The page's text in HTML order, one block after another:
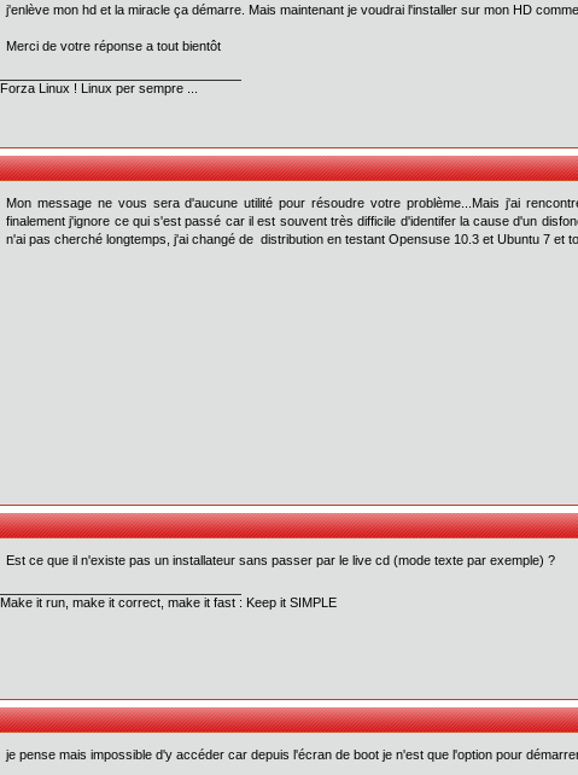
j'enlève mon hd et la miracle ça démarre. Mais maintenant je voudrai l'installer sur mon HD
Merci de votre réponse a tout bientôt
Forza Linux ! Linux per sempre ...
Mon message ne vous sera d'aucune utilité pour résoudre votre problème...Mais j'ai
finalement j'ignore ce qui s'est passé car il est souvent très difficile d'identifer la cause d'un
n'ai pas cherché longtemps, j'ai changé de distribution en testant Opensuse 10.3 et Ubuntu 7 et
Est ce que il n'existe pas un installateur sans passer par le live cd (mode texte par exemple) ?
Make it run, make it correct, make it fast : Keep it SIMPLE
je pense mais impossible d'y accéder car depuis l'écran de boot je n'est que l'option pour